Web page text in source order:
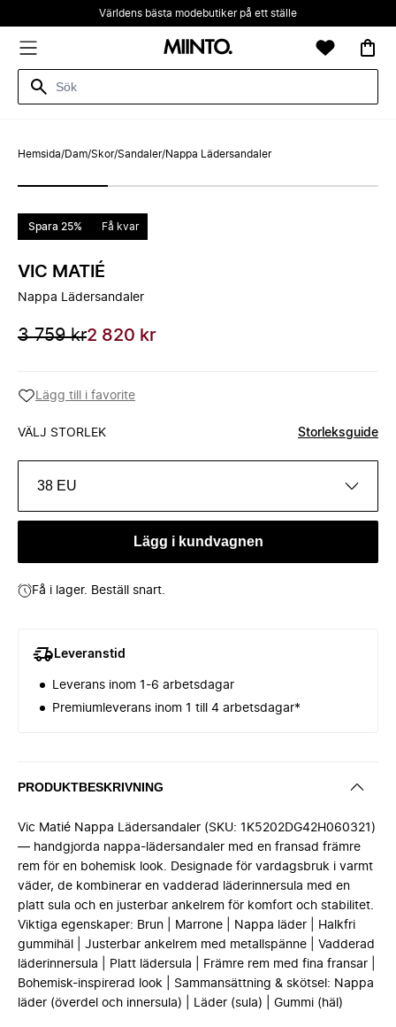
Världens bästa modebutiker på ett ställe
Hemsida/Dam/Skor/Sandaler/Nappa Lädersandaler
Spara 25% Få kvar
VIC MATIÉ
Nappa Lädersandaler
3 759 kr2 820 kr
Lägg till i favorite
VÄLJ STORLEK Storleksguide
38 EU
Lägg i kundvagnen
Få i lager. Beställ snart.
Leveranstid
Leverans inom 1-6 arbetsdagar
Premiumleverans inom 1 till 4 arbetsdagar*
PRODUKTBESKRIVNING
Vic Matié Nappa Lädersandaler (SKU: 1K5202DG42H060321)
— handgjorda nappa-lädersandaler med en fransad främre
rem för en bohemisk look. Designade för vardagsbruk i varmt
väder, de kombinerar en vadderad läderinnersula med en
platt sula och en justerbar ankelrem för komfort och stabilitet.
Viktiga egenskaper: Brun | Marrone | Nappa läder | Halkfri
gummihäl | Justerbar ankelrem med metallspänne | Vadderad
läderinnersula | Platt lädersula | Främre rem med fina fransar |
Bohemisk-inspirerad look | Sammansättning & skötsel: Nappa
läder (överdel och innersula) | Läder (sula) | Gummi (häl)